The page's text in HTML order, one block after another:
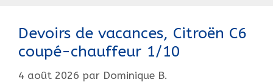
Devoirs de vacances, Citroën C6
coupé-chauffeur 1/10
4 août 2026 par Dominique B.